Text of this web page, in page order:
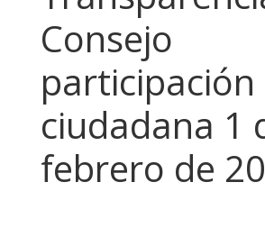
Consejo
participación
ciudadana 1
febrero de